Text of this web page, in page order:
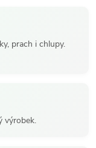
prach i chlupy.
výrobek.